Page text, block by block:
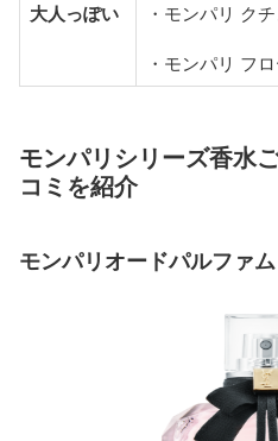
大人っぽい
・モンパリ ク
・モンパリ フ
モンパリシリーズ香水
コミを紹介
モンパリオードパルファム